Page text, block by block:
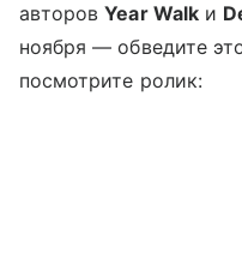
авторовYear Walkи
ноября — обведите
посмотрите ролик: